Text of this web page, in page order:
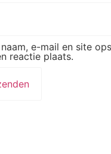
e-mail en site
reactie plaats.